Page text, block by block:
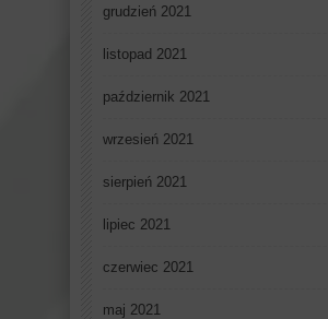
grudzień 2021
listopad 2021
październik 2021
wrzesień 2021
sierpień 2021
lipiec 2021
czerwiec 2021
maj 2021